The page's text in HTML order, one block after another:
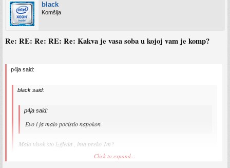
black
Komšija
Re: RE: Re: RE: Re: Kakva je vasa soba u kojoj vam je komp?
p4ja said:
black said:
p4ja said:
Evo i ja malo pocistio napokon
Malo visok sto izgleda , ima preko 1m?
Click to expand...